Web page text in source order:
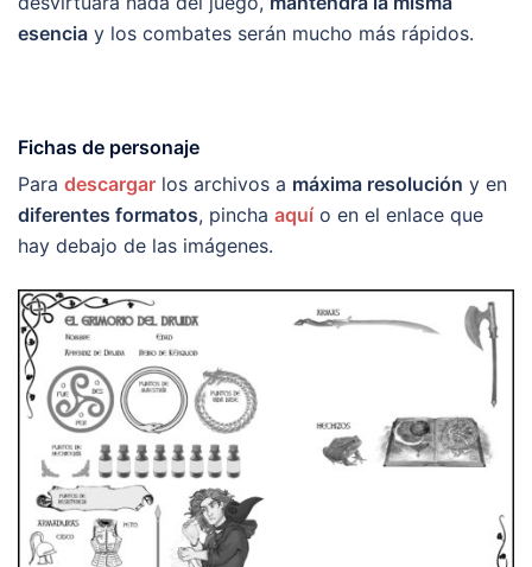
esencia y los combates serán mucho más rápidos.
Fichas de personaje
Para descargar los archivos a máxima resolución y en
diferentes formatos, pincha aquío en el enlace que
hay debajo de las imágenes.